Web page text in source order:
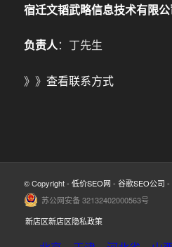
宿迁文韬武略信息技术有限
负责人：丁先生
》》 查看联系方式
© Copyright - 低价SEO网 - 谷歌SEO公司 -
苏公网安备 32132402000563号
新店区新店区隐私政策